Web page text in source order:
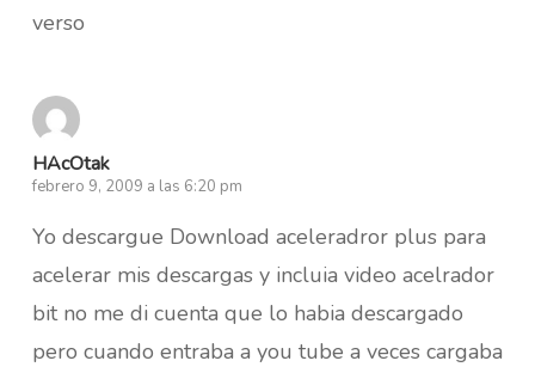
verso
HAcOtak
febrero 9, 2009 a las 6:20 pm
Yo descargue Download aceleradror plus para
acelerar mis descargas y incluia video acelrador
bit no me di cuenta que lo habia descargado
pero cuando entraba a you tube a veces cargaba